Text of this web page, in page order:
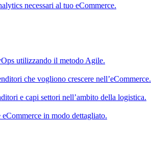
necessari al tuo eCommerce.
utilizzando il metodo Agile.
che vogliono crescere nell’eCommerce.
e capi settori nell’ambito della logistica.
in modo dettagliato.